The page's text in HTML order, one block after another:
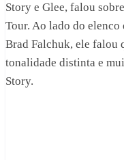
Story e Glee, falou
Tour. Ao lado do
Brad Falchuk, ele falou
tonalidade distinta e
Story.